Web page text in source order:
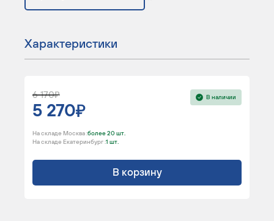
Характеристики
6 170
5 270
В наличии
На складе Москва :более 20 шт.
На складе Екатеринбург :1 шт.
В корзину